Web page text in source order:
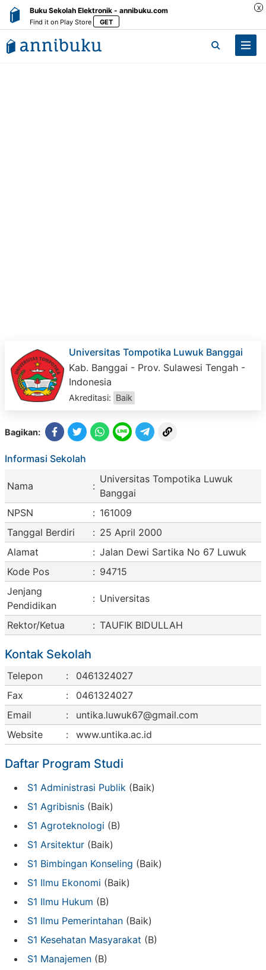
Buku Sekolah Elektronik - annibuku.com
Find it on Play Store GET
X
Universitas Tompotika Luwuk Banggai
Kab. Banggai - Prov. Sulawesi Tengah -
Indonesia
Akreditasi: Baik
Bagikan:
Informasi Sekolah
Nama :
Universitas Tompotika Luwuk
Banggai
NPSN
: 161009
Tanggal Berdiri
: 25 April 2000
Alamat
: Jalan Dewi Sartika No 67 Luwuk
Kode Pos
: 94715
Jenjang
Pendidikan
: Universitas
Rektor/Ketua : TAUFIK BIDULLAH
Kontak Sekolah
Telepon :
0461324027
Fax
:
0461324027
Email
:
untika.luwuk67@gmail.com
Website
: www.untika.ac.id
Daftar Program Studi
S1 Administrasi Publik (Baik)
S1 Agribisnis (Baik)
S1 Agroteknologi (B)
S1 Arsitektur (Baik)
S1 Bimbingan Konseling (Baik)
S1 Ilmu Ekonomi (Baik)
S1 Ilmu Hukum (B)
S1 Ilmu Pemerintahan (Baik)
S1 Kesehatan Masyarakat (B)
S1 Manajemen (B)